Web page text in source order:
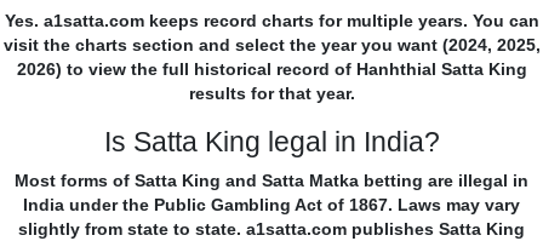
Yes. a1satta.com keeps record charts for multiple years. You can
visit the charts section and select the year you want (2024, 2025,
2026) to view the full historical record of Hanhthial Satta King
results for that year.
Is Satta King legal in India?
Most forms of Satta King and Satta Matka betting are illegal in
India under the Public Gambling Act of 1867. Laws may vary
slightly from state to state. a1satta.com publishes Satta King